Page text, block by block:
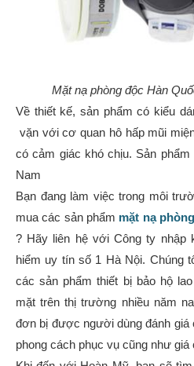
Mặt nạ phòng độc Hàn
Về thiết kế, sản phẩm có kiểu
vặn với cơ quan hô hấp mũi
có cảm giác khó chịu. Sản
Nam
Bạn đang làm việc trong môi
mua các sản phẩm mặt nạ
? Hãy liên hệ với Công ty nhập
hiểm uy tín số 1 Hà Nội. Chúng
các sản phẩm thiết bị bảo hộ
mặt trên thị trường nhiều năm
đơn bị được người dùng đánh giá
phong cách phục vụ cũng như giá